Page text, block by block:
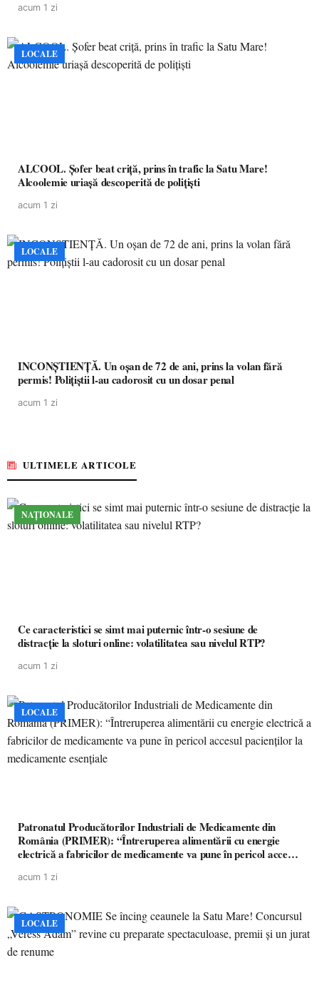
acum 1 zi
LOCALE
ALCOOL. Șofer beat criță, prins în trafic la Satu Mare!
Alcoolemie uriașă descoperită de polițiști
acum 1 zi
LOCALE
INCONȘTIENȚĂ. Un oșan de 72 de ani, prins la volan fără
permis! Polițiștii l-au cadorosit cu un dosar penal
acum 1 zi
ULTIMELE ARTICOLE
NAȚIONALE
Ce caracteristici se simt mai puternic într-o sesiune de
distracție la sloturi online: volatilitatea sau nivelul RTP?
acum 1 zi
LOCALE
Patronatul Producătorilor Industriali de Medicamente din
România (PRIMER): “Întreruperea alimentării cu energie
electrică a fabricilor de medicamente va pune în pericol accesul
acum 1 zi
LOCALE